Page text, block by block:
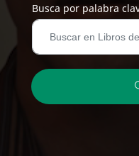
Busca por palabra